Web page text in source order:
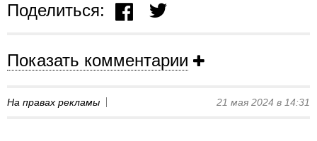
Поделиться:
Показать комментарии
На правах рекламы 21 мая 2024 в 14:31